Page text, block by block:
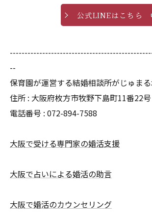
公式LINEはこちら
--
保育園が運営する結婚相談所がじゅま
住所 : 大阪府枚方市牧野下島町11番22号
電話番号 : 072-894-7588
大阪で受ける専門家の婚活支援
大阪で占いによる婚活の助言
大阪で婚活のカウンセリング